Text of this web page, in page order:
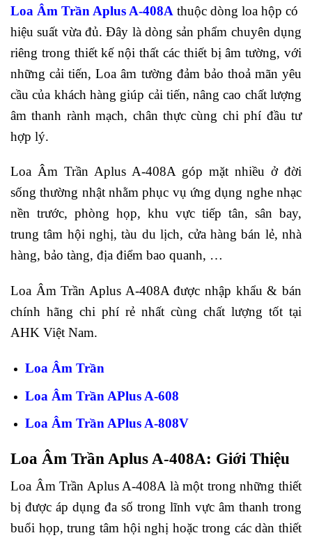
Loa Âm Trần Aplus A-408A thuộc dòng loa hộp có
hiệu suất vừa đủ. Đây là dòng sản phẩm chuyên dụng
riêng trong thiết kế nội thất các thiết bị âm tường, với
những cải tiến, Loa âm tường đảm bảo thoả mãn yêu
cầu của khách hàng giúp cải tiến, nâng cao chất lượng
âm thanh rành mạch, chân thực cùng chi phí đầu tư
hợp lý.
Loa Âm Trần Aplus A-408A góp mặt nhiều ở đời
sống thường nhật nhằm phục vụ ứng dụng nghe nhạc
nền trước, phòng họp, khu vực tiếp tân, sân bay,
trung tâm hội nghị, tàu du lịch, cửa hàng bán lẻ, nhà
hàng, bảo tàng, địa điểm bao quanh, …
Loa Âm Trần Aplus A-408A được nhập khẩu & bán
chính hãng chi phí rẻ nhất cùng chất lượng tốt tại
AHK Việt Nam.
Loa Âm Trần
Loa Âm Trần APlus A-608
Loa Âm Trần APlus A-808V
Loa Âm Trần Aplus A-408A: Giới Thiệu
Loa Âm Trần Aplus A-408A là một trong những thiết
bị được áp dụng đa số trong lĩnh vực âm thanh trong
buổi họp, trung tâm hội nghị hoặc trong các dàn thiết